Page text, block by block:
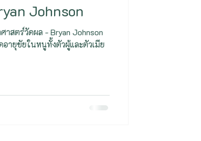
Johnson
สตร์วัดผล - Bryan Johnson
ายุขัยในหนูทั้งตัวผู้และตัวเมีย